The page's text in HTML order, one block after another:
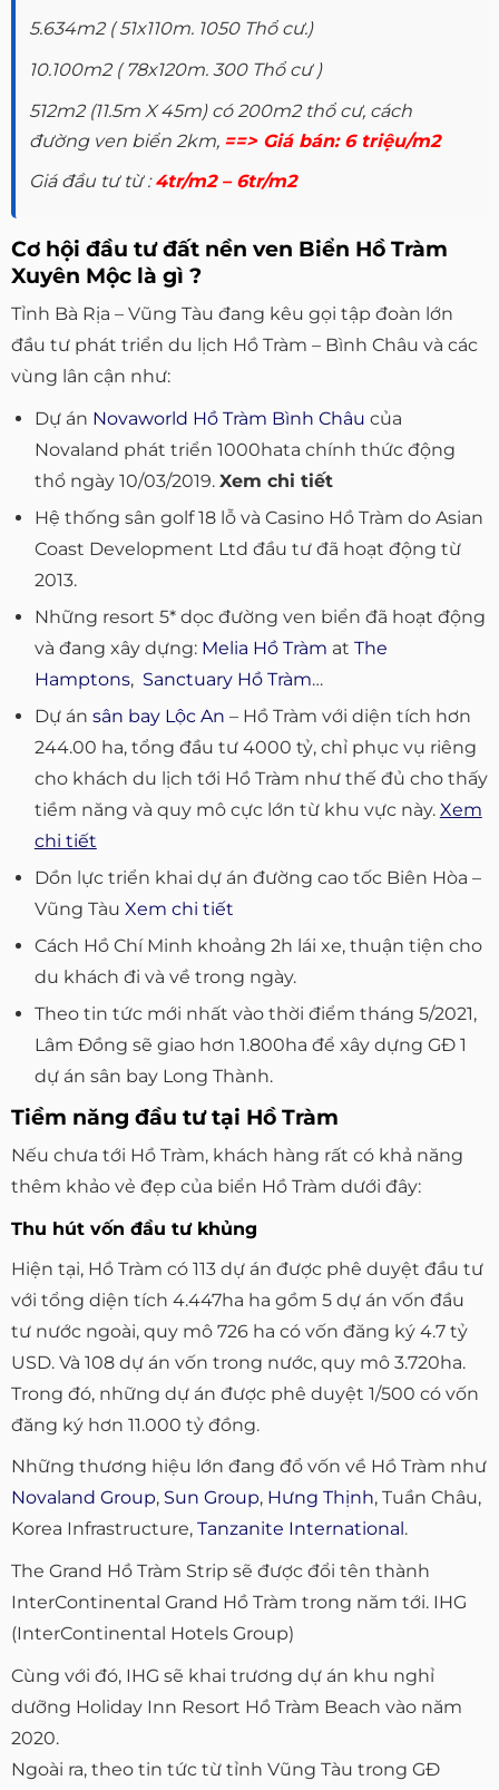
5.634m2 ( 51x110m. 1050 Thổ cư.)
10.100m2 ( 78x120m. 300 Thổ cư )
512m2 (11.5m X 45m) có 200m2 thổ cư, cách
đường ven biển 2km, ==> Giá bán: 6 triệu/m2
Giá đầu tư từ :4tr/m2 – 6tr/m2
Cơ hội đầu tư đất nền ven Biển Hồ Tràm
Xuyên Mộc là gì ?
Tỉnh Bà Rịa – Vũng Tàu đang kêu gọi tập đoàn lớn
đầu tư phát triển du lịch Hồ Tràm – Bình Châu và các
vùng lân cận như:
Dự án Novaworld Hồ Tràm Bình Châu của
Novaland phát triển 1000hata chính thức động
thổ ngày 10/03/2019. Xem chi tiết
Hệ thống sân golf 18 lỗ và Casino Hồ Tràm do Asian
Coast Development Ltd đầu tư đã hoạt động từ
2013.
Những resort 5* dọc đường ven biển đã hoạt động
và đang xây dựng: Melia Hồ Tràm at The
Hamptons, Sanctuary Hồ Tràm…
Dự án sân bay Lộc An – Hồ Tràm với diện tích hơn
244.00 ha, tổng đầu tư 4000 tỷ, chỉ phục vụ riêng
cho khách du lịch tới Hồ Tràm như thế đủ cho thấy
tiềm năng và quy mô cực lớn từ khu vực này. Xem
chi tiết
Dồn lực triển khai dự án đường cao tốc Biên Hòa –
Vũng Tàu Xem chi tiết
Cách Hồ Chí Minh khoảng 2h lái xe, thuận tiện cho
du khách đi và về trong ngày.
Theo tin tức mới nhất vào thời điểm tháng 5/2021,
Lâm Đồng sẽ giao hơn 1.800ha để xây dựng GĐ 1
dự án sân bay Long Thành.
Tiềm năng đầu tư tại Hồ Tràm
Nếu chưa tới Hồ Tràm, khách hàng rất có khả năng
thêm khảo vẻ đẹp của biển Hồ Tràm dưới đây:
Thu hút vốn đầu tư khủng
Hiện tại, Hồ Tràm có 113 dự án được phê duyệt đầu tư
với tổng diện tích 4.447ha ha gồm 5 dự án vốn đầu
tư nước ngoài, quy mô 726 ha có vốn đăng ký 4.7 tỷ
USD. Và 108 dự án vốn trong nước, quy mô 3.720ha.
Trong đó, những dự án được phê duyệt 1/500 có vốn
đăng ký hơn 11.000 tỷ đồng.
Những thương hiệu lớn đang đổ vốn về Hồ Tràm như
Novaland Group, Sun Group, Hưng Thịnh, Tuần Châu,
Korea Infrastructure, Tanzanite International .
The Grand Hồ Tràm Strip sẽ được đổi tên thành
InterContinental Grand Hồ Tràm trong năm tới. IHG
(InterContinental Hotels Group)
Cùng với đó, IHG sẽ khai trương dự án khu nghỉ
dưỡng Holiday Inn Resort Hồ Tràm Beach vào năm
2020.
Ngoài ra, theo tin tức từ tỉnh Vũng Tàu trong GĐ